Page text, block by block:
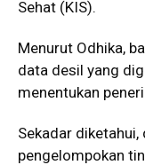
Sehat (KIS).
Menurut Odhika,
data desil yang
menentukan
Sekadar
pengelompokan